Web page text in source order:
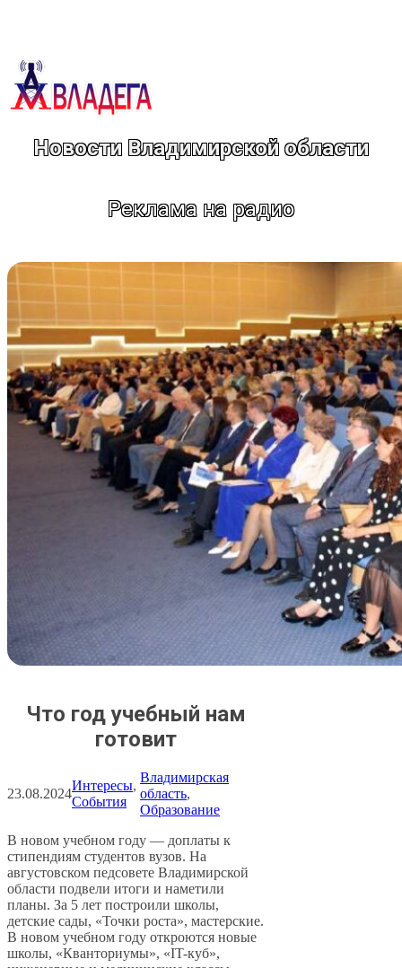
Новости Владимирской области
Реклама на радио
Что год учебный нам
готовит
23.08.2024
Интересы
События
Владимирская
область
Образование
В новом учебном году — доплаты к
стипендиям студентов вузов. На
августовском педсовете Владимирской
области подвели итоги и наметили
планы. За 5 лет построили школы,
детские сады, «Точки роста», мастерские.
В новом учебном году откроются новые
школы, «Кванториумы», «IT-куб»,